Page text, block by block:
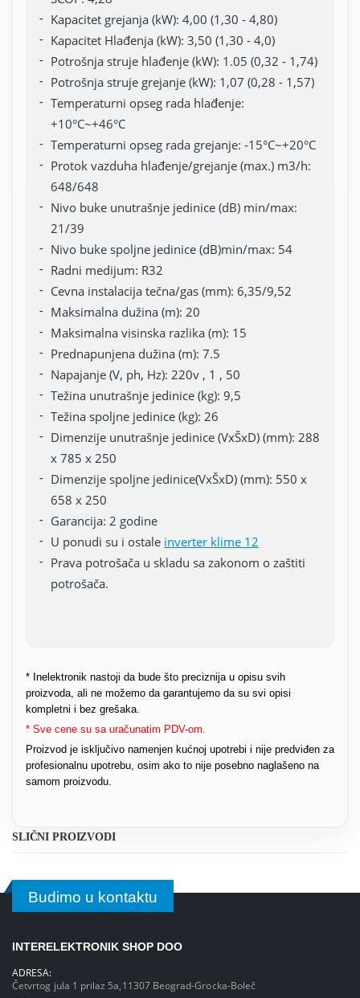
Kapacitet grejanja (kW): 4,00 (1,30 - 4,80)
Kapacitet Hlađenja (kW): 3,50 (1,30 - 4,0)
Potrošnja struje hlađenje (kW): 1.05 (0,32 - 1,74)
Potrošnja struje grejanje (kW): 1,07 (0,28 - 1,57)
Temperaturni opseg rada hlađenje:
+10°C~+46°C
Temperaturni opseg rada grejanje: -15°C~+20°C
Protok vazduha hlađenje/grejanje (max.) m3/h:
648/648
Nivo buke unutrašnje jedinice (dB) min/max:
21/39
Nivo buke spoljne jedinice (dB)min/max: 54
Radni medijum: R32
Cevna instalacija tečna/gas (mm): 6,35/9,52
Maksimalna dužina (m): 20
Maksimalna visinska razlika (m): 15
Prednapunjena dužina (m): 7.5
Napajanje (V, ph, Hz): 220v , 1 , 50
Težina unutrašnje jedinice (kg): 9,5
Težina spoljne jedinice (kg): 26
Dimenzije unutrašnje jedinice (VxŠxD) (mm): 288
x 785 x 250
Dimenzije spoljne jedinice(VxŠxD) (mm): 550 x
658 x 250
Garancija: 2 godine
U ponudi su i ostale inverter klime 12
Prava potrošača u skladu sa zakonom o zaštiti
potrošača.
* Inelektronik nastoji da bude što preciznija u opisu svih
proizvoda, ali ne možemo da garantujemo da su svi opisi
kompletni i bez grešaka.
* Sve cene su sa uračunatim PDV-om.
Proizvod je isključivo namenjen kućnoj upotrebi i nije predviđen za
profesionalnu upotrebu, osim ako to nije posebno naglašeno na
samom proizvodu.
SLIČNI PROIZVODI
Budimo u kontaktu
INTERELEKTRONIK SHOP DOO
ADRESA:
Četvrtog jula 1 prilaz 5a,11307 Beograd-Grocka-Boleč